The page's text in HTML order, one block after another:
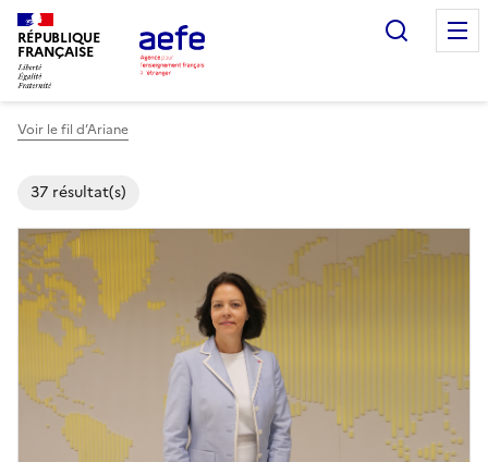
Aller
au
contenu
principal
RÉPUBLIQUE
FRANÇAISE
Voir le fil d’Ariane
37 résultat(s)